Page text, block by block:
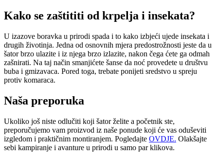
Kako se zaštititi od krpelja i insekata?
U izazove boravka u prirodi spada i to kako izbjeći ujede insekata i
drugih životinja. Jedna od osnovnih mjera predostrožnosti jeste da u
šator brzo ulazite i iz njega brzo izlazite, nakon čega ćete ga odmah
zašnirati. Na taj način smanjićete šanse da noć provedete u društvu
buba i gmizavaca. Pored toga, trebate ponijeti sredstvo u spreju
protiv komaraca.
Naša preporuka
Ukoliko još niste odlučiti koji šator želite a početnik ste,
preporučujemo vam proizvod iz naše ponude koji će vas oduševiti
izgledom i praktičnim montiranjem. Pogledajte OVDJE. Olakšajte
sebi kampiranje i avanture u prirodi u samo par klikova.